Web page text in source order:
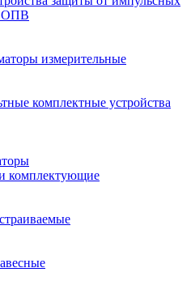
ОПВ
измерительные
комплектные устройства
комплектующие